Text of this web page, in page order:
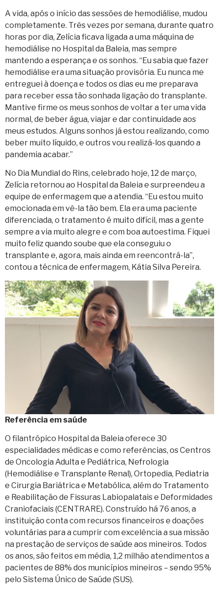
A vida, após o início das sessões de hemodiálise, mudou
completamente. Três vezes por semana, durante quatro
horas por dia, Zelícia ficava ligada a uma máquina de
hemodiálise no Hospital da Baleia, mas sempre
mantendo a esperança e os sonhos. “Eu sabia que fazer
hemodiálise era uma situação provisória. Eu nunca me
entreguei à doença e todos os dias eu me preparava
para receber essa tão sonhada ligação do transplante.
Mantive firme os meus sonhos de voltar a ter uma vida
normal, de beber água, viajar e dar continuidade aos
meus estudos. Alguns sonhos já estou realizando, como
beber muito líquido, e outros vou realizá-los quando a
pandemia acabar.”
No Dia Mundial do Rins, celebrado hoje, 12 de março,
Zelícia retornou ao Hospital da Baleia e surpreendeu a
equipe de enfermagem que a atendia. “Eu estou muito
emocionada em vê-la tão bem. Ela era uma paciente
diferenciada, o tratamento é muito difícil, mas a gente
sempre a via muito alegre e com boa autoestima. Fiquei
muito feliz quando soube que ela conseguiu o
transplante e, agora, mais ainda em reencontrá-la”,
contou a técnica de enfermagem, Kátia Silva Pereira.
Referência em saúde
O filantrópico Hospital da Baleia oferece 30
especialidades médicas e como referências, os Centros
de Oncologia Adulta e Pediátrica, Nefrologia
(Hemodiálise e Transplante Renal), Ortopedia, Pediatria
e Cirurgia Bariátrica e Metabólica, além do Tratamento
e Reabilitação de Fissuras Labiopalatais e Deformidades
Craniofaciais (CENTRARE). Construído há 76 anos, a
instituição conta com recursos financeiros e doações
voluntárias para a cumprir com excelência a sua missão
na prestação de serviços de saúde aos mineiros. Todos
os anos, são feitos em média, 1,2 milhão atendimentos a
pacientes de 88% dos municípios mineiros – sendo 95%
pelo Sistema Único de Saúde (SUS).